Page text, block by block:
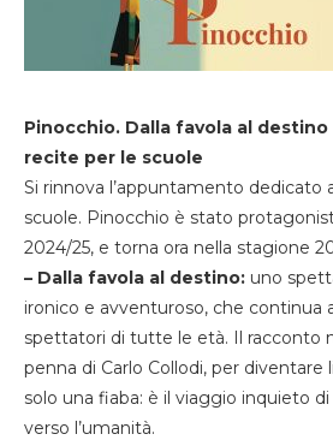
Pinocchio. Dalla favola al destino
recite per le scuole
Si rinnova l’appuntamento dedicato
scuole. Pinocchio è stato
2024/25, e torna ora nella stagione
– Dalla favola al destino: uno
ironico e avventuroso, che continua
spettatori di tutte le età. Il racconto
penna di Carlo Collodi, per diventare
solo una fiaba: è il viaggio inquieto
verso l’umanità.